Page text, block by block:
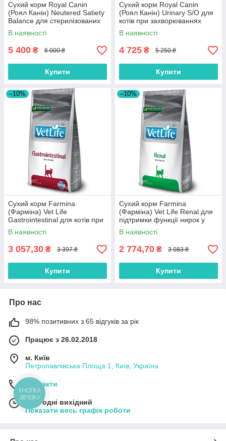
Сухий корм Royal Canin
(Роял Канін) Neutered Satiety
Balance для стерилізованих
кішок з м'ясом птиці 12 кг
В наявності
5 400 ₴ 6 000 ₴
Купити
Сухий корм Royal Canin
(Роял Канін) Urinary S/O для
котів при захворюваннях
сечовивідних шляхів 9 кг
В наявності
4 725 ₴ 5 250 ₴
Купити
–10%
Сухий корм Farmina
(Фарміна) Vet Life
Gastrointestinal для котів при
захворюванні ШКТ 5 кг
В наявності
3 057,30 ₴ 3 397 ₴
Купити
–10%
Сухий корм Farmina
(Фарміна) Vet Life Renal для
підтримки функції нирок у
котів 5 кг
В наявності
2 774,70 ₴ 3 083 ₴
Купити
Про нас
98% позитивних з 65 відгуків за рік
Працює з 26.02.2018
м. Київ
Петропавлівська Площа 1, Київ, Україна
Контакти
Сьогодні вихідний
Показати весь графік роботи
КНОПКА
ЗВ'ЯЗКУ